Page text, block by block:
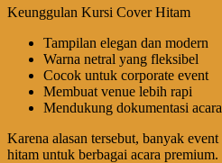
Keunggulan Kursi Cover Hitam
Tampilan elegan dan modern
Warna netral yang fleksibel
Cocok untuk corporate event
Membuat venue lebih rapi
Mendukung dokumentasi acara
Karena alasan tersebut, banyak
hitam untuk berbagai acara premium.